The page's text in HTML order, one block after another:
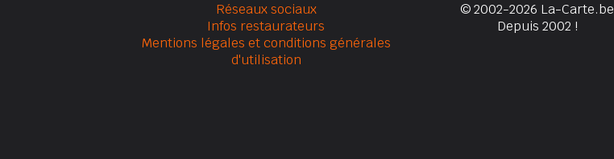
Réseaux sociaux
Infos restaurateurs
Mentions légales et conditions générales
d'utilisation
© 2002-2026 La-Carte.be
Depuis 2002 !